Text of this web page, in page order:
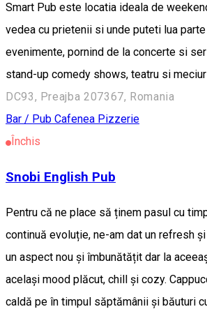
Smart Pub este locatia ideala de
vedea cu prietenii si unde puteti lua
evenimente, pornind de la concerte si
stand-up comedy shows, teatru si
DC93, Preajba 207367, Romania
Bar / Pub Cafenea Pizzerie
Închis
Snobi English Pub
Pentru că ne place să ținem pasul cu
continuă evoluție, ne-am dat un refresh
un aspect nou și îmbunătățit dar la
același mood plăcut, chill și cozy.
caldă pe în timpul săptămânii și băuturi